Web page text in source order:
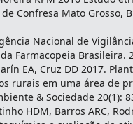
Confresa Mato Grosso,
Nacional de
Farmacopeia Brasileira.
EA, Cruz DD 2017.
rurais em uma área de
& Sociedade 20(1):
HDM, Barros ARC,